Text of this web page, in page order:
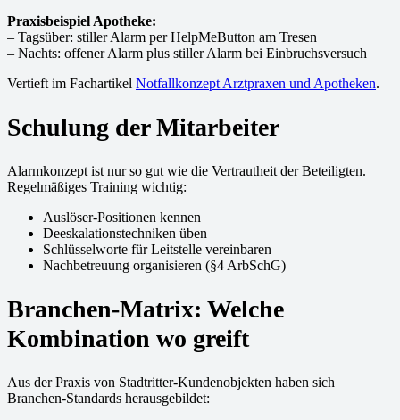
Praxisbeispiel Apotheke:
– Tagsüber: stiller Alarm per HelpMeButton am Tresen
– Nachts: offener Alarm plus stiller Alarm bei Einbruchsversuch
Vertieft im Fachartikel Notfallkonzept Arztpraxen und Apotheken.
Schulung der Mitarbeiter
Alarmkonzept ist nur so gut wie die Vertrautheit der Beteiligten.
Regelmäßiges Training wichtig:
Auslöser-Positionen kennen
Deeskalationstechniken üben
Schlüsselworte für Leitstelle vereinbaren
Nachbetreuung organisieren (§4 ArbSchG)
Branchen-Matrix: Welche
Kombination wo greift
Aus der Praxis von Stadtritter-Kundenobjekten haben sich
Branchen-Standards herausgebildet: